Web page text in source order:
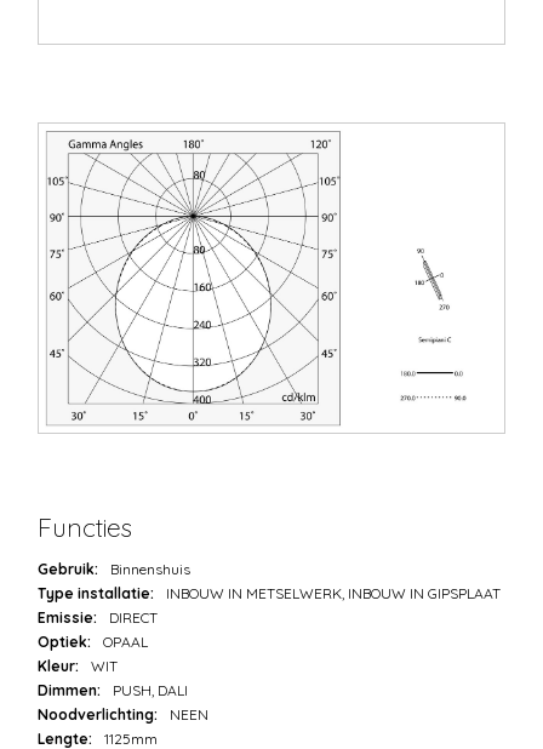
Functies
Gebruik:
Binnenshuis
Type installatie:
INBOUW IN METSELWERK, INBOUW IN GIPSPLAAT
Emissie:
DIRECT
Optiek:
OPAAL
Kleur:
WIT
Dimmen:
PUSH, DALI
Noodverlichting:
NEEN
Lengte:
1125mm